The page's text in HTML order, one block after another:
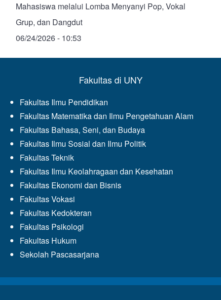
Mahasiswa melalui Lomba Menyanyi Pop, Vokal
Grup, dan Dangdut
06/24/2026 - 10:53
Fakultas di UNY
Fakultas Ilmu Pendidikan
Fakultas Matematika dan Ilmu Pengetahuan Alam
Fakultas Bahasa, Seni, dan Budaya
Fakultas Ilmu Sosial dan Ilmu Politik
Fakultas Teknik
Fakultas Ilmu Keolahragaan dan Kesehatan
Fakultas Ekonomi dan Bisnis
Fakultas Vokasi
Fakultas Kedokteran
Fakultas Psikologi
Fakultas Hukum
Sekolah Pascasarjana